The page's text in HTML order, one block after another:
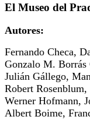
El Museo del
Autores:
Fernando Checa,
Gonzalo M.
Julián Gállego,
Robert
Werner Hofmann,
Albert Boime,